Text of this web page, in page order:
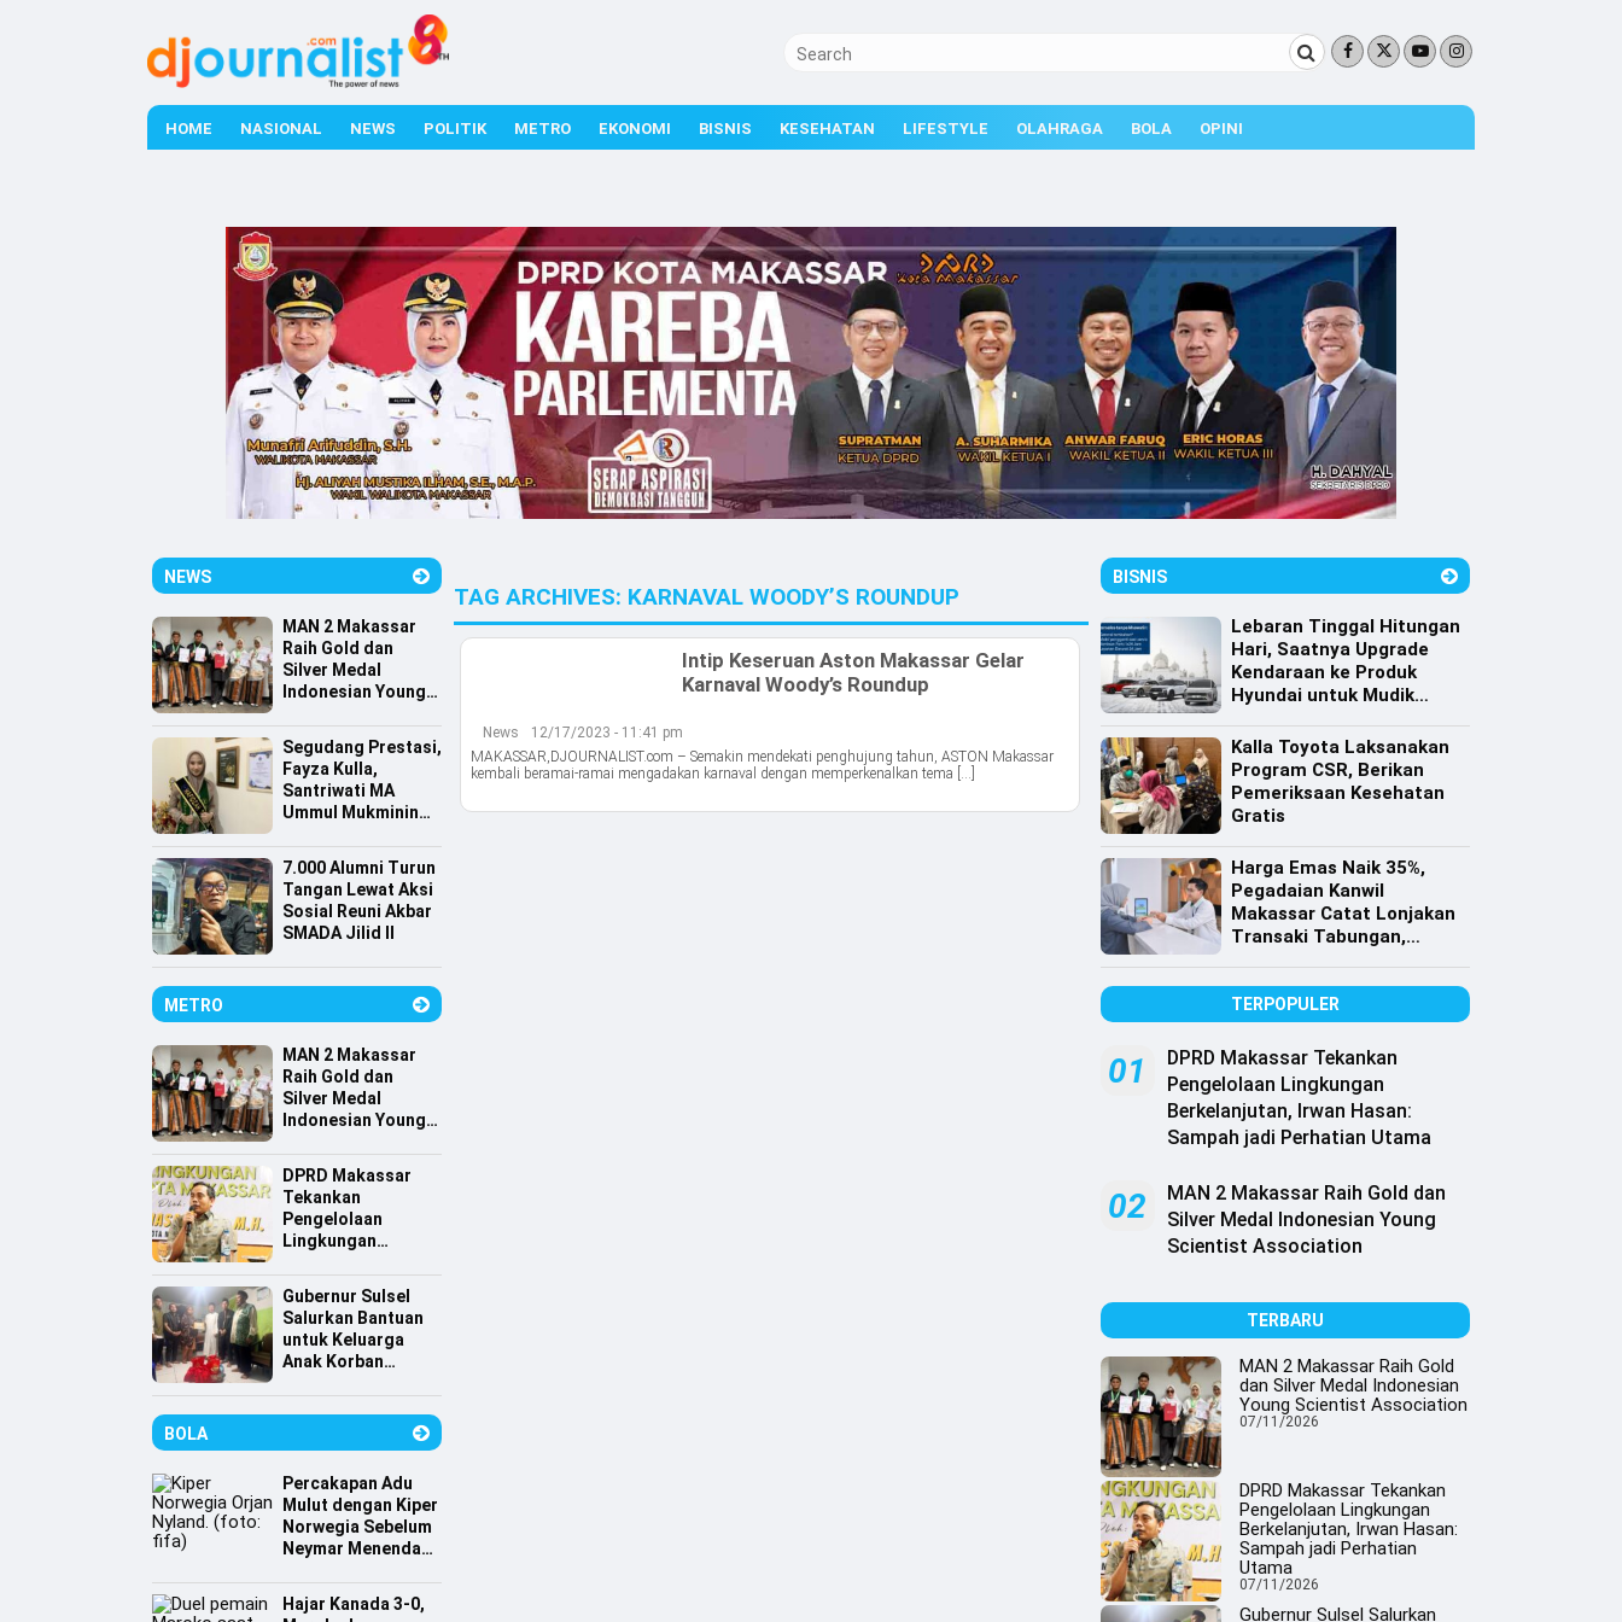
HOME NASIONAL NEWS POLITIK METRO EKONOMI BISNIS KESEHATAN LIFESTYLE OLAHRAGA BOLA OPINI
NEWS
MAN 2 Makassar
Raih Gold dan
Silver Medal
Indonesian Young
Segudang Prestasi,
Fayza Kulla,
Santriwati MA
Ummul Mukminin
Indonesia
7.000 Alumni Turun
Tangan Lewat Aksi
Sosial Reuni Akbar
SMADA Jilid II
METRO
MAN 2 Makassar
Raih Gold dan
Silver Medal
Indonesian Young
DPRD Makassar
Tekankan
Pengelolaan
Lingkungan
Sampah jadi
Perhatian Utama
Gubernur Sulsel
Salurkan Bantuan
untuk Keluarga
Anak Korban
BOLA
Percakapan Adu
Mulut dengan Kiper
Norwegia Sebelum
Neymar Menendang
Hajar Kanada 3-0,
TAG ARCHIVES: KARNAVAL WOODY’S ROUNDUP
Intip Keseruan Aston Makassar Gelar
Karnaval Woody’s Roundup
News
12/17/2023 - 11:41 pm
MAKASSAR,DJOURNALIST.com – Semakin mendekati penghujung tahun, ASTON Makassar
kembali beramai-ramai mengadakan karnaval dengan memperkenalkan tema […]
BISNIS
Lebaran Tinggal Hitungan
Hari, Saatnya Upgrade
Kendaraan ke Produk
Hyundai untuk Mudik
Kalla Toyota Laksanakan
Program CSR, Berikan
Pemeriksaan Kesehatan
Gratis
Harga Emas Naik 35%,
Pegadaian Kanwil
Makassar Catat Lonjakan
Transaki Tabungan,
TERPOPULER
01
DPRD Makassar Tekankan
Pengelolaan Lingkungan
Berkelanjutan, Irwan Hasan:
Sampah jadi Perhatian Utama
02
MAN 2 Makassar Raih Gold dan
Silver Medal Indonesian Young
Scientist Association
TERBARU
MAN 2 Makassar Raih Gold
dan Silver Medal Indonesian
Young Scientist Association
07/11/2026
DPRD Makassar Tekankan
Pengelolaan Lingkungan
Berkelanjutan, Irwan Hasan:
Sampah jadi Perhatian
Utama
07/11/2026
Gubernur Sulsel Salurkan